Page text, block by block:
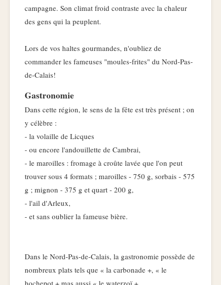
campagne. Son climat froid contraste avec la chaleur
des gens qui la peuplent.
Lors de vos haltes gourmandes, n'oubliez de
commander les fameuses "moules-frites" du Nord-Pas-
de-Calais!
Gastronomie
Dans cette région, le sens de la fête est très présent ; on
y célèbre :
- la volaille de Licques
- ou encore l'andouillette de Cambrai,
- le maroilles : fromage à croûte lavée que l'on peut
trouver sous 4 formats ; maroilles - 750 g, sorbais - 575
g ; mignon - 375 g et quart - 200 g,
- l'ail d'Arleux,
- et sans oublier la fameuse bière.
Dans le Nord-Pas-de-Calais, la gastronomie possède de
nombreux plats tels que « la carbonade +, « le
hochepot + mas aussi « le waterzoï +.